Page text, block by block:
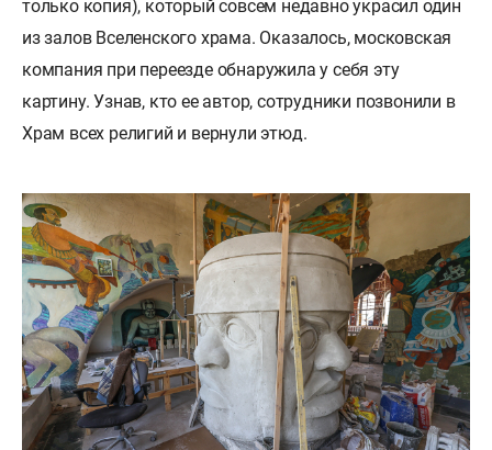
только копия), который совсем недавно украсил один
из залов Вселенского храма. Оказалось, московская
компания при переезде обнаружила у себя эту
картину. Узнав, кто ее автор, сотрудники позвонили в
Храм всех религий и вернули этюд.